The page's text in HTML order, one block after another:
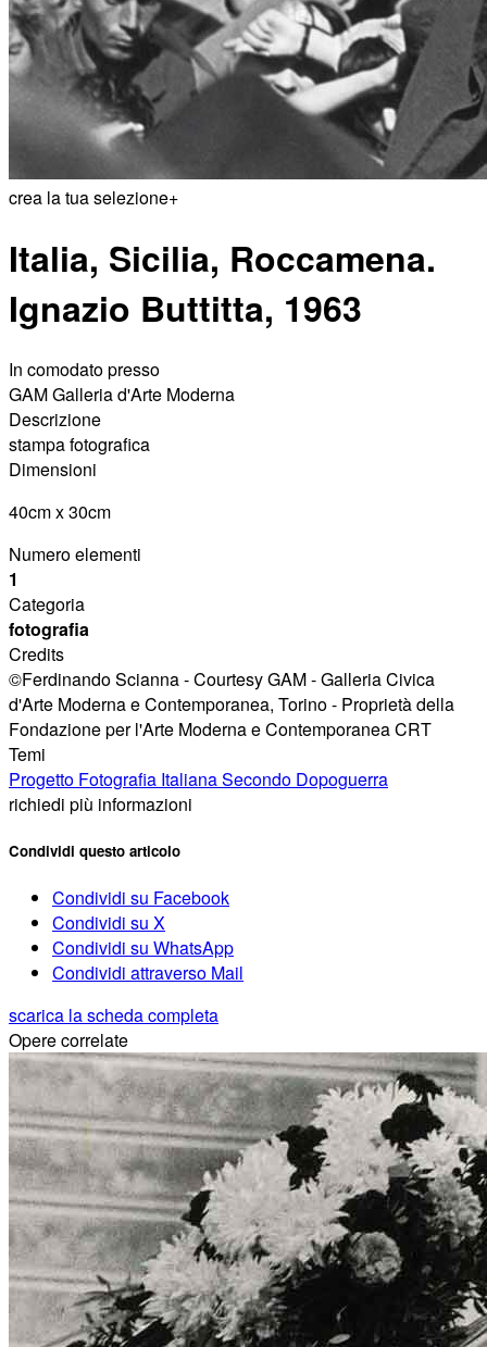
crea la tua selezione+
Italia, Sicilia, Roccamena.
Ignazio Buttitta, 1963
In comodato presso
GAM Galleria d'Arte Moderna
Descrizione
stampa fotografica
Dimensioni
40cm x 30cm
Numero elementi
1
Categoria
fotografia
Credits
©Ferdinando Scianna - Courtesy GAM - Galleria Civica
d'Arte Moderna e Contemporanea, Torino - Proprietà della
Fondazione per l'Arte Moderna e Contemporanea CRT
Temi
Progetto Fotografia Italiana Secondo Dopoguerra
richiedi più informazioni
Condividi questo articolo
Condividi su Facebook
Condividi su X
Condividi su WhatsApp
Condividi attraverso Mail
scarica la scheda completa
Opere correlate